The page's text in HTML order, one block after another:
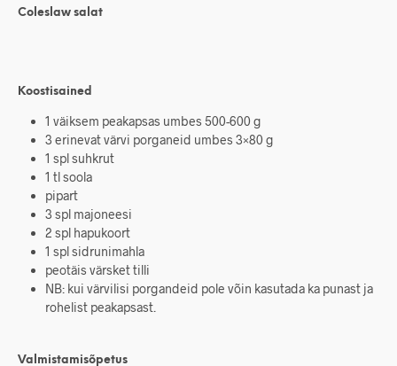
Coleslaw salat
Koostisained
1 väiksem peakapsas umbes 500-600 g
3 erinevat värvi porganeid umbes 3×80 g
1 spl suhkrut
1 tl soola
pipart
3 spl majoneesi
2 spl hapukoort
1 spl sidrunimahla
peotäis värsket tilli
NB: kui värvilisi porgandeid pole võin kasutada ka punast ja
rohelist peakapsast.
Valmistamisõpetus